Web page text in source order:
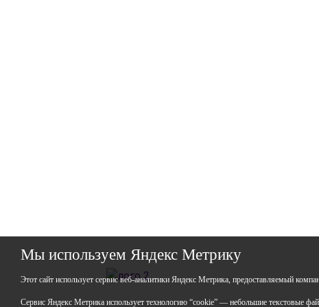
Мы используем Яндекс Метрику
Этот сайт использует сервис веб-аналитики Яндекс Метрика, предоставляемый
Сервис Яндекс Метрика использует технологию “cookie” — небольшие текстовыеОГРН: